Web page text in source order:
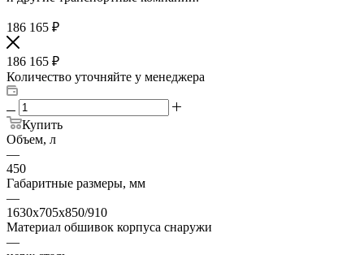
186 165 ₽
186 165 ₽
Количество уточняйте у менеджера
Купить
Объем, л
—
450
Габаритные размеры, мм
—
1630х705х850/910
Материал обшивок корпуса снаружи
—